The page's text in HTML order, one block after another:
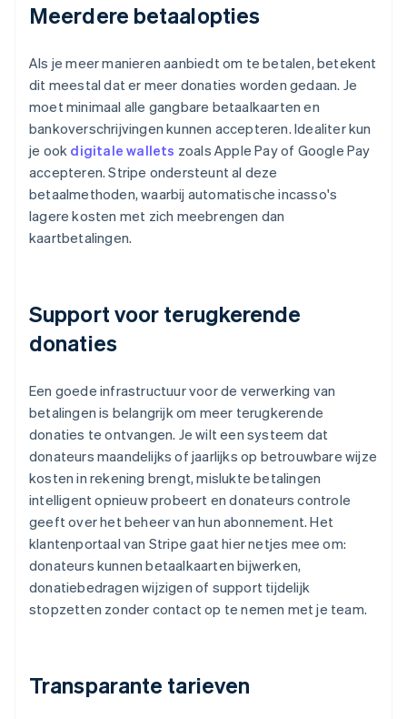
Meerdere betaalopties
Als je meer manieren aanbiedt om te betalen, betekent
dit meestal dat er meer donaties worden gedaan. Je
moet minimaal alle gangbare betaalkaarten en
bankoverschrijvingen kunnen accepteren. Idealiter kun
je ook digitale wallets zoals Apple Pay of Google Pay
accepteren. Stripe ondersteunt al deze
betaalmethoden, waarbij automatische incasso's
lagere kosten met zich meebrengen dan
kaartbetalingen.
Support voor terugkerende
donaties
Een goede infrastructuur voor de verwerking van
betalingen is belangrijk om meer terugkerende
donaties te ontvangen. Je wilt een systeem dat
donateurs maandelijks of jaarlijks op betrouwbare wijze
kosten in rekening brengt, mislukte betalingen
intelligent opnieuw probeert en donateurs controle
geeft over het beheer van hun abonnement. Het
klantenportaal van Stripe gaat hier netjes mee om:
donateurs kunnen betaalkaarten bijwerken,
donatiebedragen wijzigen of support tijdelijk
stopzetten zonder contact op te nemen met je team.
Transparante tarieven